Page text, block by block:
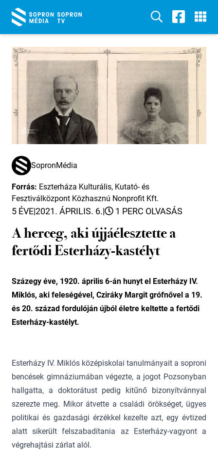
SopronMédia
Forrás: Eszterháza Kulturális, Kutató- és
Fesztiválközpont Közhasznú Nonprofit Kft.
5 ÉVE|2021. ÁPRILIS. 6.| 1 PERC OLVASÁS
A herceg, aki újjáélesztette a
fertődi Esterházy-kastélyt
Százegy éve, 1920. április 6-án hunyt el Esterházy IV.
Miklós, aki feleségével, Cziráky Margit grófnővel a 19.
és 20. század fordulóján újból életre keltette a fertődi
Esterházy-kastélyt.
Esterházy IV. Miklós középiskolai tanulmányait a soproni
bencések gimnáziumában végezte, a jogot Pozsonyban
hallgatta, a doktorátust pedig kitűnő bizonyítvánnyal
szerezte meg. Mikor átvette a családi örökséget, ügyes
politikai és gazdasági érzékkel kezelte azt, egy évtized
alatt sikerült felszabadítania az Esterházy-vagyont a
végrehajtási zárlat alól.